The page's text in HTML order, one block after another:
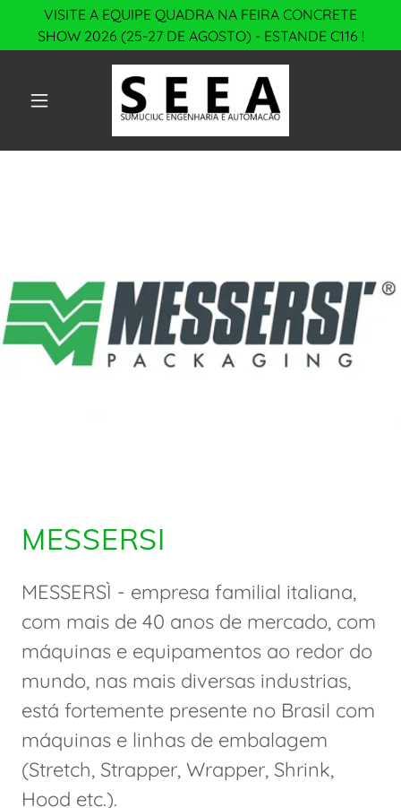
VISITE A EQUIPE QUADRA NA FEIRA CONCRETE
SHOW 2026 (25-27 DE AGOSTO) - ESTANDE C116 !
MESSERSI
MESSERSÌ - empresa familial italiana,
com mais de 40 anos de mercado, com
máquinas e equipamentos ao redor do
mundo, nas mais diversas industrias,
está fortemente presente no Brasil com
máquinas e linhas de embalagem
(Stretch, Strapper, Wrapper, Shrink,
Hood etc.).